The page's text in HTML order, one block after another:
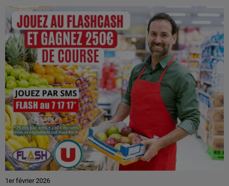
1er février 2026